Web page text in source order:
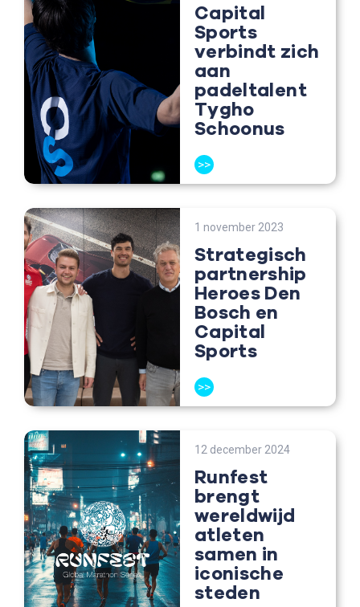
Capital
Sports
verbindt zich
aan
padeltalent
Tygho
Schoonus
>>
1 november 2023
Strategisch
partnership
Heroes Den
Bosch en
Capital
Sports
>>
12 december 2024
Runfest
brengt
wereldwijd
atleten
samen in
iconische
steden